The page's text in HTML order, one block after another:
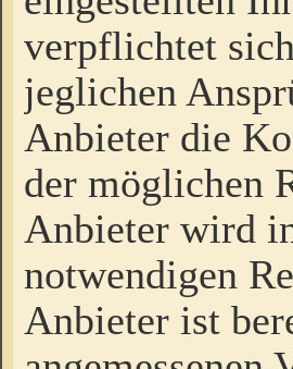
verpflichtet
jeglichen
Anbieter die
der möglichen
Anbieter wird
notwendigen
Anbieter ist